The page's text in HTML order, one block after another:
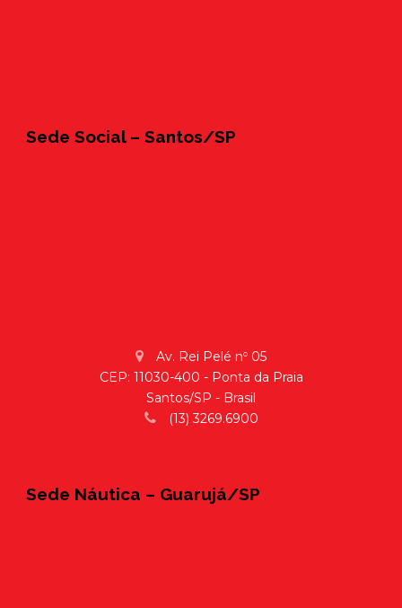
Sede Social – Santos/SP
Av. Rei Pelé nº 05
CEP: 11030-400 - Ponta da Praia
Santos/SP - Brasil
(13) 3269.6900
Sede Náutica – Guarujá/SP